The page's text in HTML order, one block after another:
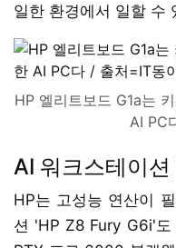
일한 환경에서 일할 수
HP 엘리트보드 G1a는
AI PC
AI 워크스테이
HP는 고성능 연산이
션 'HP Z8 Fury G6i'도